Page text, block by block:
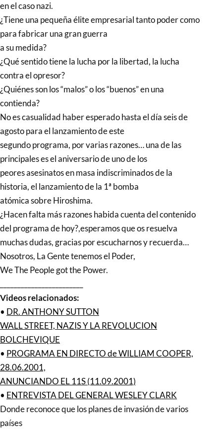
en el caso nazi.
¿Tiene una pequeña élite empresarial tanto poder como
para fabricar una gran guerra
a su medida?
¿Qué sentido tiene la lucha por la libertad, la lucha
contra el opresor?
¿Quiénes son los “malos” o los “buenos” en una
contienda?
No es casualidad haber esperado hasta el día seis de
agosto para el lanzamiento de este
segundo programa, por varias razones… una de las
principales es el aniversario de uno de los
peores asesinatos en masa indiscriminados de la
historia, el lanzamiento de la 1ª bomba
atómica sobre Hiroshima.
¿Hacen falta más razones habida cuenta del contenido
del programa de hoy?,esperamos que os resuelva
muchas dudas, gracias por escucharnos y recuerda…
Nosotros, La Gente tenemos el Poder,
We The People got the Power.
Videos relacionados:
• DR. ANTHONY SUTTON
WALL STREET, NAZIS Y LA REVOLUCION
BOLCHEVIQUE
• PROGRAMA EN DIRECTO de WILLIAM COOPER,
28.06.2001,
ANUNCIANDO EL 11S (11.09.2001)
• ENTREVISTA DEL GENERAL WESLEY CLARK
Donde reconoce que los planes de invasión de varios
países